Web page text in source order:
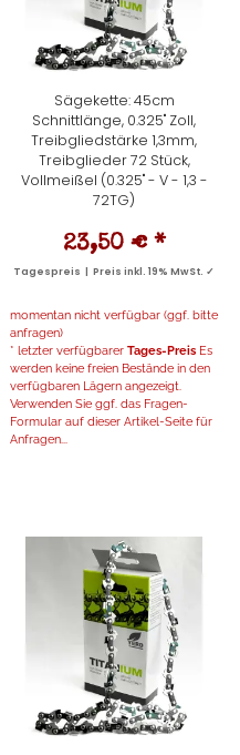
Sägekette: 45cm
Schnittlänge, 0.325" Zoll,
Treibgliedstärke 1,3mm,
Treibglieder 72 Stück,
Vollmeißel (0.325" - V - 1,3 -
72TG)
23,50 € *
Tagespreis | Preis inkl. 19% MwSt. ✓
momentan nicht verfügbar (ggf. bitte
anfragen)
* letzter verfügbarer Tages-Preis Es
werden keine freien Bestände in den
verfügbaren Lägern angezeigt.
Verwenden Sie ggf. das Fragen-
Formular auf dieser Artikel-Seite für
Anfragen...